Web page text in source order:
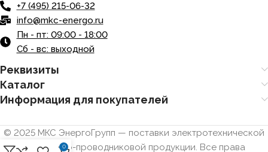
+7 (495) 215-06-32
info@mkc-energo.ru
Пн - пт: 09:00 - 18:00
Сб - вс: выходной
Реквизиты
Каталог
Информация для покупателей
© 2025 МКС ЭнергоГрупп — поставки электротехнической
и кабельно-проводниковой продукции. Все права
0